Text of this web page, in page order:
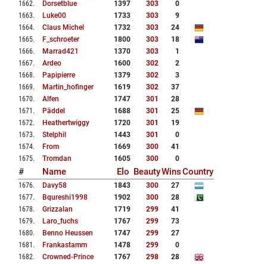
1662. Dorsetblue 1397 303
0
1663. Luke00 1733 303
9
1664. Claus Michel 1732 303
24
1665. F_schroeter 1800 303
18
1666. Marrad421 1370 303
1
1667. Ardeo 1600 302
2
1668. Papipierre 1379 302
3
1669. Martin_hofinger 1619 302
37
1670. Alfen 1747 301
28
1671 . Päddel 1688 301
25
1672. Heathertwiggy 1720 301
19
1673. Stelphil 1443 301
0
1674. From 1669 300
41
1675. Tromdan 1605 300 0
# Name Elo BeautyWinsCountry
1676. Davy58 1843 300
27
1677. Bqureshi1998 1902 300
28
1678. Grizzalan 1719 299
41
1679. Laro_fuchs 1767 299
73
1680. Benno Heussen 1747 299
27
1681 . Frankastamm 1478 299
0
1682. Crowned-Prince 1767 298
28